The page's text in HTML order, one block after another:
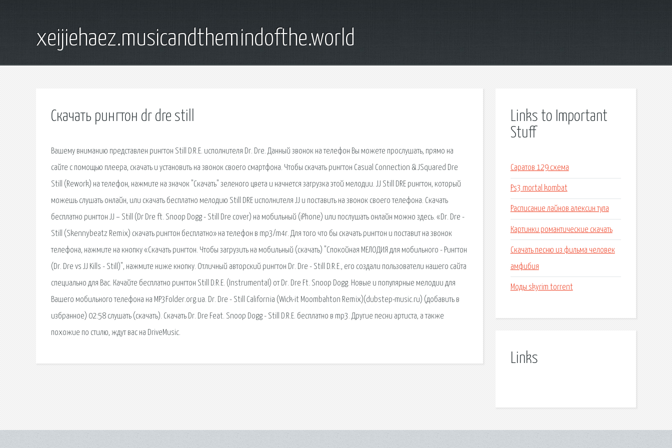
xeijiehaez.musicandthemindofthe.world
Скачать рингтон dr dre still
Вашему вниманию представлен рингтон Still D.R.E. исполнителя Dr. Dre. Данный звонок на телефон Вы можете прослушать, прямо на
сайте с помощью плеера, скачать и установить на звонок своего смартфона. Чтобы скачать рингтон Casual Connection & JSquared Dre
Still (Rework) на телефон, нажмите на значок "Скачать" зеленого цвета и начнется загрузка этой мелодии. JJ Still DRE рингтон, который
можешь слушать онлайн, или скачать бесплатно мелодию Still DRE исполнителя JJ и поставить на звонок своего телефона. Cкачать
бесплатно рингтон JJ – Still (Dr Dre ft. Snoop Dogg - Still Dre cover) на мобильный (iPhone) или послушать онлайн можно здесь. «Dr. Dre -
Still (Skennybeatz Remix) скачать рингтон бесплатно» на телефон в mp3/m4r. Для того что бы скачать рингтон и поставит на звонок
телефона, нажмите на кнопку «Скачать рингтон. Чтобы загрузить на мобильный (скачать) "Спокойная МЕЛОДИЯ для мобильного - Рингтон
(Dr. Dre vs JJ Kills - Still)", нажмите ниже кнопку. Отличный авторский рингтон Dr. Dre - Still D.R.E., его создали пользователи нашего сайта
специально для Вас. Качайте бесплатно рингтон Still D.R.E. (Instrumental) от Dr. Dre Ft. Snoop Dogg. Новые и популярные мелодии для
Вашего мобильного телефона на MP3Folder.org.ua. Dr. Dre - Still California (Wick-it Moombahton Remix)(dubstep-music.ru) (добавить в
избранное) 02:58 слушать (скачать). Скачать Dr. Dre Feat. Snoop Dogg - Still D.R.E. бесплатно в mp3. Другие песни артиста, а также
похожие по стилю, ждут вас на DriveMusic.
Links to Important
Stuff
Саратов 129 схема
Ps3 mortal kombat
Расписание лайнов алексин тула
Картинки романтические скачать
Скачать песню из фильма человек
амфибия
Моды skyrim torrent
Links